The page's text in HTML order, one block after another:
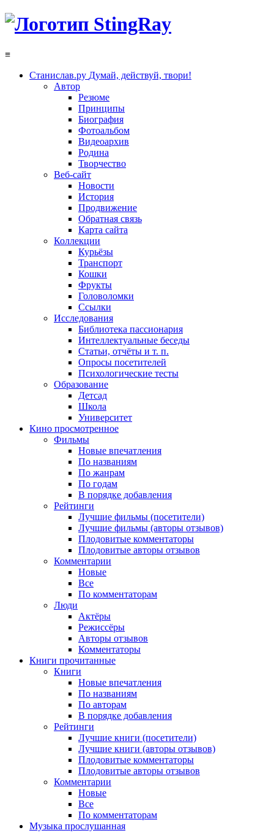
≡
Станислав.ру Думай, действуй, твори!
Автор
Резюме
Принципы
Биография
Фотоальбом
Видеоархив
Родина
Творчество
Веб-сайт
Новости
История
Продвижение
Обратная связь
Карта сайта
Коллекции
Курьёзы
Транспорт
Кошки
Фрукты
Головоломки
Ссылки
Исследования
Библиотека пассионария
Интеллектуальные беседы
Статьи, отчёты и т. п.
Опросы посетителей
Психологические тесты
Образование
Детсад
Школа
Университет
Кино просмотренное
Фильмы
Новые впечатления
По названиям
По жанрам
По годам
В порядке добавления
Рейтинги
Лучшие фильмы (посетители)
Лучшие фильмы (авторы отзывов)
Плодовитые комментаторы
Плодовитые авторы отзывов
Комментарии
Новые
Все
По комментаторам
Люди
Актёры
Режиссёры
Авторы отзывов
Комментаторы
Книги прочитанные
Книги
Новые впечатления
По названиям
По авторам
В порядке добавления
Рейтинги
Лучшие книги (посетители)
Лучшие книги (авторы отзывов)
Плодовитые комментаторы
Плодовитые авторы отзывов
Комментарии
Новые
Все
По комментаторам
Музыка прослушанная